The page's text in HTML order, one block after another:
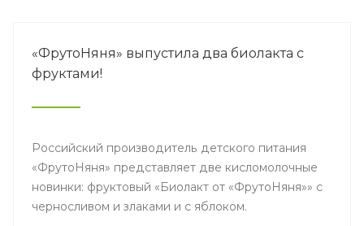
«ФрутоНяня» выпустила два биолакта с
фруктами!
Российский производитель детского питания
«ФрутоНяня» представляет две кисломолочные
новинки: фруктовый «Биолакт от «ФрутоНяня»» с
черносливом и злаками и с яблоком.